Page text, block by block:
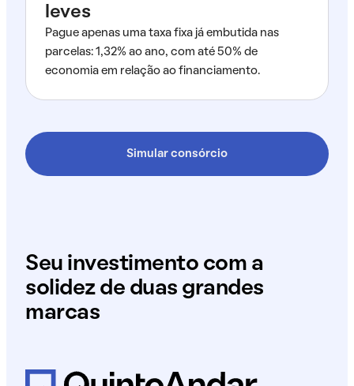
leves
Pague apenas uma taxa fixa já embutida nas
parcelas: 1,32% ao ano, com até 50% de
economia em relação ao financiamento.
Simular consórcio
Seu investimento com a
solidez de duas grandes
marcas